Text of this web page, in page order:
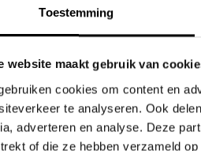
Toestemming
website maakt gebruik van
cookies om content en
te analyseren. Ook
adverteren en analyse. Deze
of die ze hebben verzameld
nos magasins